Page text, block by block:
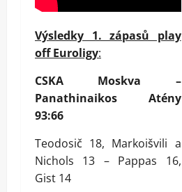
Výsledky 1. zápasů play
off Euroligy:
CSKA Moskva –
Panathinaikos Atény
93:66
Teodosič 18, Markoišvili a
Nichols 13 – Pappas 16,
Gist 14